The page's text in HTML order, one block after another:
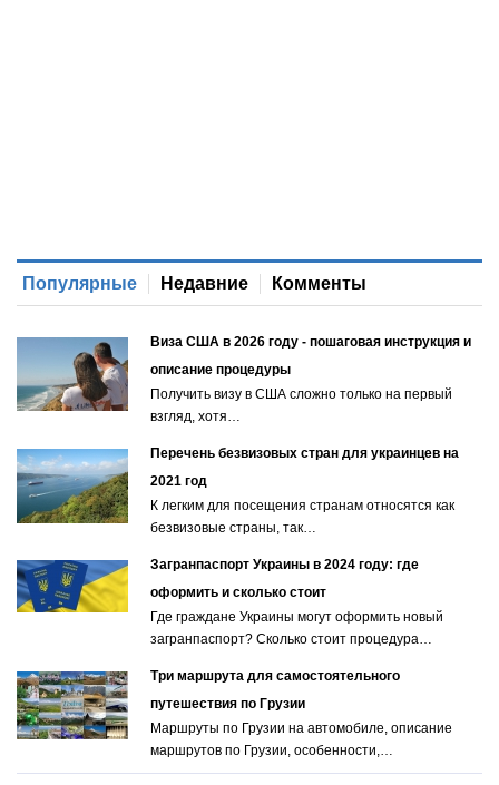
Популярные Недавние Комменты
Виза США в 2026 году - пошаговая инструкция и
описание процедуры
Получить визу в США сложно только на первый
взгляд, хотя…
Перечень безвизовых стран для украинцев на
2021 год
К легким для посещения странам относятся как
безвизовые страны, так…
Загранпаспорт Украины в 2024 году: где
оформить и сколько стоит
Где граждане Украины могут оформить новый
загранпаспорт? Сколько стоит процедура…
Три маршрута для самостоятельного
путешествия по Грузии
Маршруты по Грузии на автомобиле, описание
маршрутов по Грузии, особенности,…